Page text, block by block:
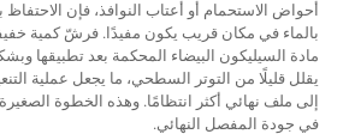
أحواض الاستحمام أو أعتاب النوافذ، فإن
بالماء في مكان قريب يكون مفيدًا. فرشّ كمية
مادة السيليكون البيضاء المحكمة بعد تطبيقها
يقلل قليلًا من التوتر السطحي، ما يجعل عملية
إلى ملف نهائي أكثر انتظامًا. وهذه الخطوة
في جودة المفصل النهائي.